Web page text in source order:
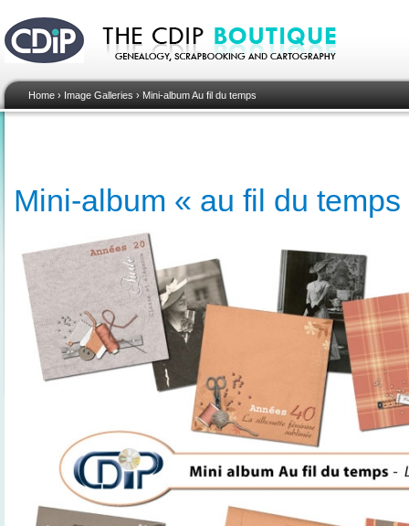
Home › Image Galleries › Mini-album Au fil du temps
Mini-album « au fil du